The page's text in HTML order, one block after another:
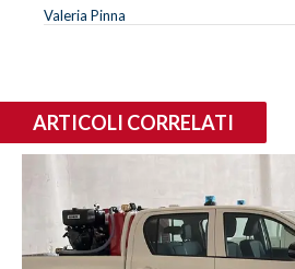
Valeria Pinna
ARTICOLI CORRELATI